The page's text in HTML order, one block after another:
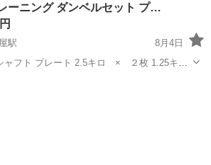
ーニング ダンベルセット プ…
駅
8月4日